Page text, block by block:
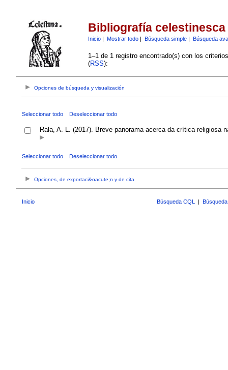
Bibliografía celestinesca
Inicio| Mostrar todo| Búsqueda simple| Búsqueda
1–1 de 1 registro encontrado(s) con los
(RSS):
Opciones de búsqueda y visualización
Seleccionar todo Deseleccionar todo
Rala, A. L. (2017). Breve panorama acerca da crítica religiosa
Seleccionar todo Deseleccionar todo
Opciones, de exportaci&oacute;n y de cita
Inicio Búsqueda CQL |